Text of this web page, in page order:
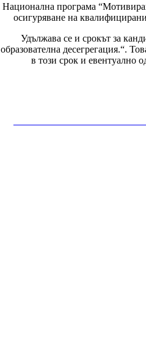
Национална програма
осигуряване на
Удължава се и срокът за
образователна десегрегация.“.
в този срок и евентуално